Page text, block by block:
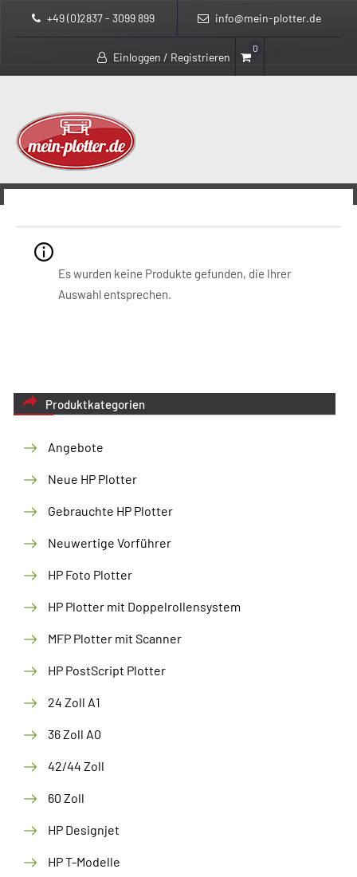
+49 (0)2837 - 3099 899 info@mein-plotter.de
Einloggen / Registrieren
0
> >
Es wurden keine Produkte gefunden, die Ihrer
Auswahl entsprechen.
Produktkategorien
Angebote
Neue HP Plotter
Gebrauchte HP Plotter
Neuwertige Vorführer
HP Foto Plotter
HP Plotter mit Doppelrollensystem
MFP Plotter mit Scanner
HP PostScript Plotter
24 Zoll A1
36 Zoll A0
42/44 Zoll
60 Zoll
HP Designjet
HP T-Modelle